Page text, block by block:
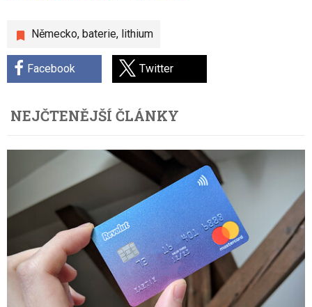
Německo, baterie, lithium
Facebook Twitter
NEJČTENĚJŠÍ ČLÁNKY